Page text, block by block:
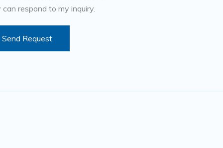
respond to my inquiry.
Send Request